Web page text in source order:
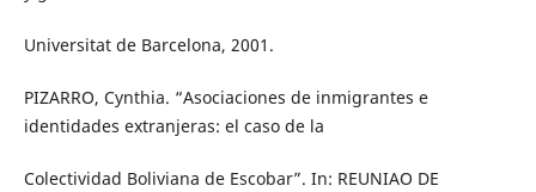
Universitat de Barcelona, 2001.
PIZARRO, Cynthia. “Asociaciones de inmigrantes e
identidades extranjeras: el caso de la
Colectividad Boliviana de Escobar”. In: REUNIAO DE